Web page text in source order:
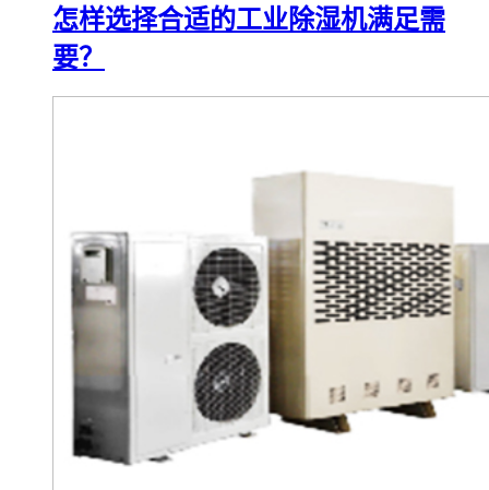
怎样选择合适的工业除湿机满足需
要？